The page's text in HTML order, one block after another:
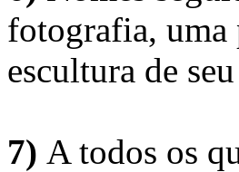
fotografia, uma
escultura de
7) A todos os